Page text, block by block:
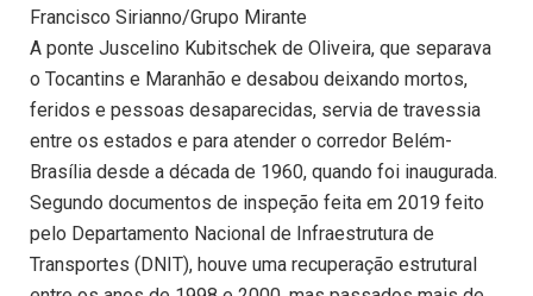
Francisco Sirianno/Grupo Mirante
A ponte Juscelino Kubitschek de Oliveira, que separava
o Tocantins e Maranhão e desabou deixando mortos,
feridos e pessoas desaparecidas, servia de travessia
entre os estados e para atender o corredor Belém-
Brasília desde a década de 1960, quando foi inaugurada.
Segundo documentos de inspeção feita em 2019 feito
pelo Departamento Nacional de Infraestrutura de
Transportes (DNIT), houve uma recuperação estrutural